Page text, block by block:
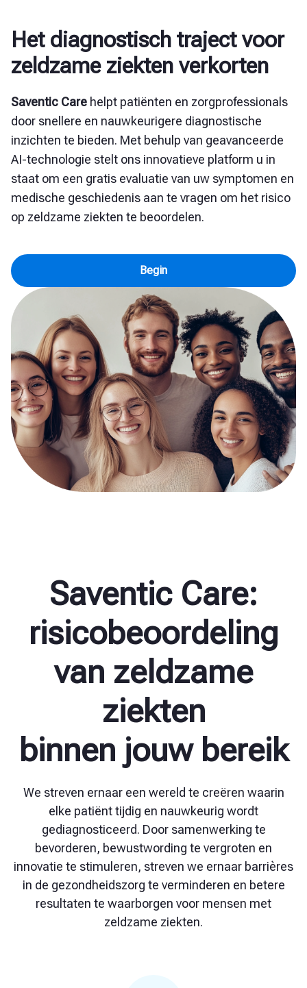
Het diagnostisch traject voor
zeldzame ziekten verkorten
Saventic Care helpt patiënten en zorgprofessionals
door snellere en nauwkeurigere diagnostische
inzichten te bieden. Met behulp van geavanceerde
AI-technologie stelt ons innovatieve platform u in
staat om een gratis evaluatie van uw symptomen en
medische geschiedenis aan te vragen om het risico
op zeldzame ziekten te beoordelen.
Begin
Saventic Care:
risicobeoordeling
van zeldzame
ziekten
binnen jouw bereik
We streven ernaar een wereld te creëren waarin
elke patiënt tijdig en nauwkeurig wordt
gediagnosticeerd. Door samenwerking te
bevorderen, bewustwording te vergroten en
innovatie te stimuleren, streven we ernaar barrières
in de gezondheidszorg te verminderen en betere
resultaten te waarborgen voor mensen met
zeldzame ziekten.